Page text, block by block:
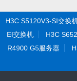
H3C S5120V3-SI交换
EI交换机
H3C
R4900 G5服务器